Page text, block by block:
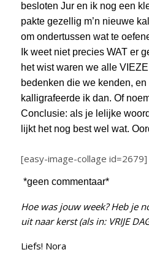
besloten Jur en ik nog een
pakte gezellig m’n nieuwe
om ondertussen wat te
Ik weet niet precies WAT er
het wist waren we alle
bedenken die we kenden,
kalligrafeerde ik dan. Of
Conclusie: als je lelijke
lijkt het nog best wel wat.
[easy-image-collage id=2679]
*geen commentaar*
Hoe was jouw week? Heb je
uit naar kerst (als in: VRIJE
Liefs! Nora